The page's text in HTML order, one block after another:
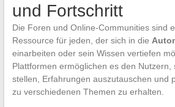
und Fortschritt
Die Foren und Online-Communities sind
Ressource für jeden, der sich in die
einarbeiten oder sein Wissen vertiefen
Plattformen ermöglichen es den Nutzern,
stellen, Erfahrungen auszutauschen und
zu verschiedenen Themen zu erhalten.